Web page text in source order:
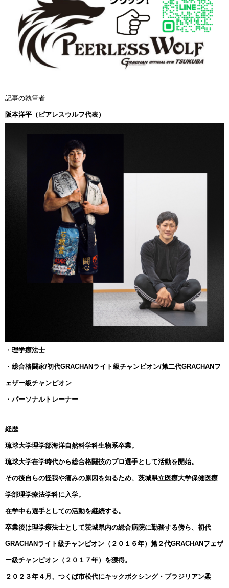
記事の執筆者
阪本洋平（ピアレスウルフ代表）
・ 理学療法士
・ 総合格闘家/初代GRACHANライト級チャンピオン/第二代GRACHANフ
ェザー級チャンピオン
・ パーソナルトレーナー
経歴
琉球大学理学部海洋自然科学科生物系卒業。
琉球大学在学時代から総合格闘技のプロ選手として活動を開始。
その後自らの怪我や痛みの原因を知るため、茨城県立医療大学保健医療
学部理学療法学科に入学。
在学中も選手としての活動を継続する。
卒業後は理学療法士として茨城県内の総合病院に勤務する傍ら、初代
GRACHANライト級チャンピオン（２０１６年）第２代GRACHANフェザ
ー級チャンピオン（２０１７年）を獲得。
２０２３年４月、つくば市松代にキックボクシング・ブラジリアン柔